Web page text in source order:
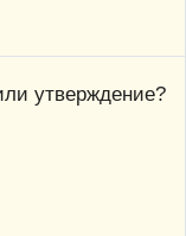
утверждение?